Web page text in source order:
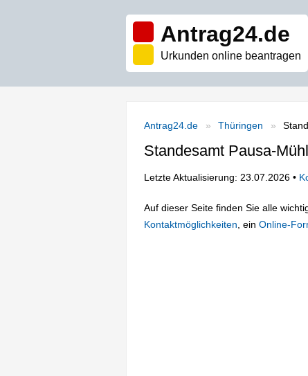
Antrag24.de
Urkunden online beantragen
Antrag24.de Thüringen
Standesamt Pausa-
Letzte Aktualisierung: 23.07.2026 •
Auf dieser Seite finden Sie alle
Kontaktmöglichkeiten , ein Online-